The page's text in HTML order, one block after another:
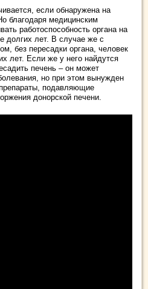
если обнаружена на
благодаря медицинским
работоспособность органа на
долгих лет. В случае же с
без пересадки органа, человек
лет. Если же у него найдутся
печень – он может
но при этом вынужден
подавляющие
донорской печени.